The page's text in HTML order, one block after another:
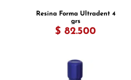
Resina Forma Ultradent 4
grs
$ 82.500